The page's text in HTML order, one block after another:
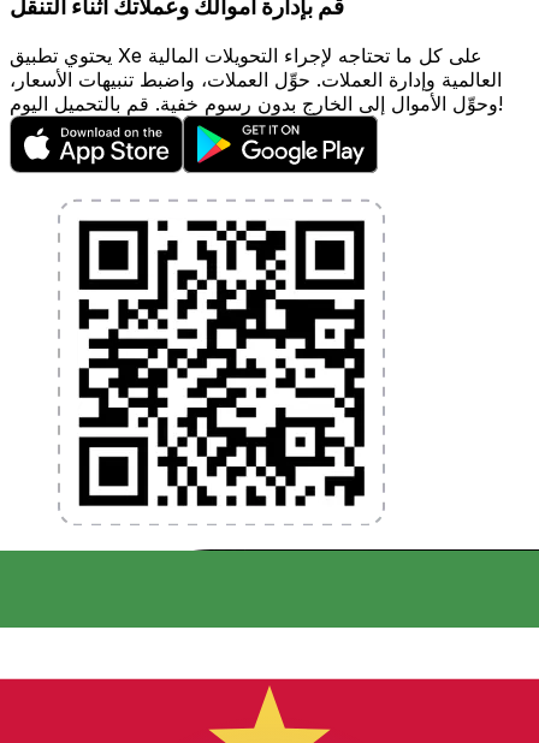
قم بإدارة أموالك وعملاتك أثناء التنقل
يحتوي تطبيق Xe على كل ما تحتاجه لإجراء التحويلات المالية
العالمية وإدارة العملات. حوِّل العملات، واضبط تنبيهات الأسعار،
وحوِّل الأموال إلى الخارج بدون رسوم خفية. قم بالتحميل اليوم!